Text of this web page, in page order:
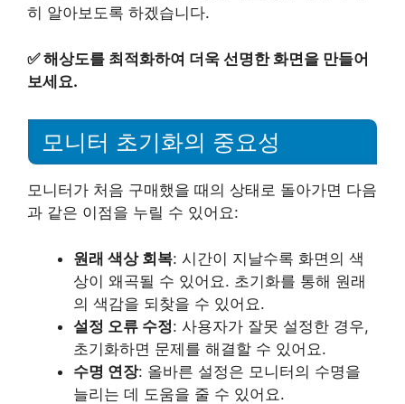
히 알아보도록 하겠습니다.
✅해상도를 최적화하여 더욱 선명한 화면을 만들어
보세요.
모니터 초기화의 중요성
모니터가 처음 구매했을 때의 상태로 돌아가면 다음
과 같은 이점을 누릴 수 있어요:
원래 색상 회복: 시간이 지날수록 화면의 색
상이 왜곡될 수 있어요. 초기화를 통해 원래
의 색감을 되찾을 수 있어요.
설정 오류 수정: 사용자가 잘못 설정한 경우,
초기화하면 문제를 해결할 수 있어요.
수명 연장: 올바른 설정은 모니터의 수명을
늘리는 데 도움을 줄 수 있어요.